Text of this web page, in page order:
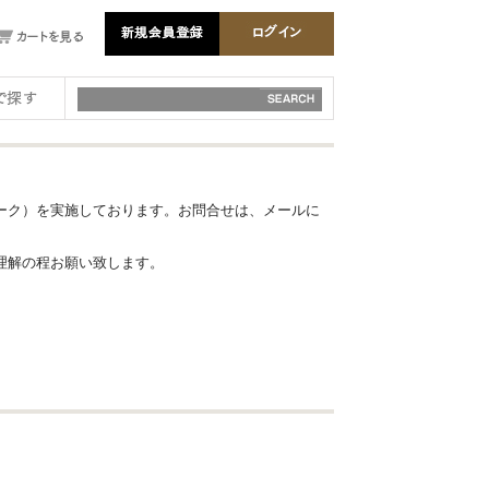
）を実施しております。お問合せは、メールに
の程お願い致します。